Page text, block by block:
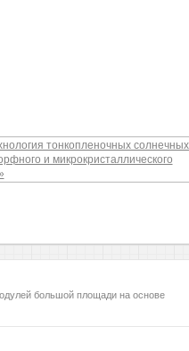
большой площади на основе